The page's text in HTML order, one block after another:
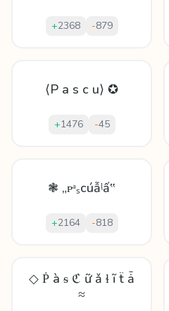
+2368 -879
⟨P a s c u⟩ ✪
+1476 -45
❃ „ᴘᵃₛcúẫᶪấ‟
+2164 -818
◇ Ṗ à ᵴ ℭ ữ ǎ ɬ ĩ ẗ ǡ
≈